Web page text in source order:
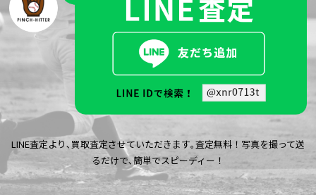
LINE査定より､買取査定させていただきます｡査定無料！写真を撮って送
るだけで､簡単でスピーディー！